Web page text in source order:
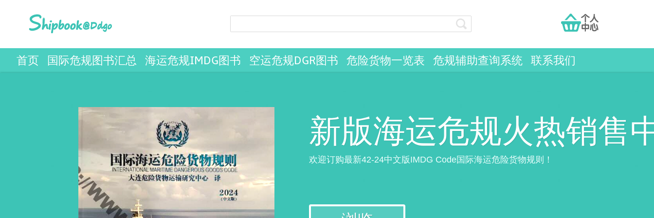
首页 国际危规图书汇总 海运危规IMDG图书 空运危规DGR图书 危险货物一览表 危规辅助查询系统 联系我们
新版海运危规火热销售
欢迎订购最新42-24中文版IMDG Code国际海运危险货物规则！